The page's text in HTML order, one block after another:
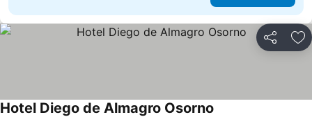
Compartir
Hotel Diego de Almagro Osorno